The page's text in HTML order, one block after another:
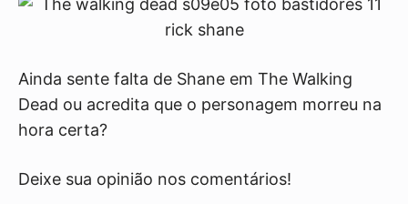
Ainda sente falta de Shane em The Walking
Dead ou acredita que o personagem morreu na
hora certa?
Deixe sua opinião nos comentários!